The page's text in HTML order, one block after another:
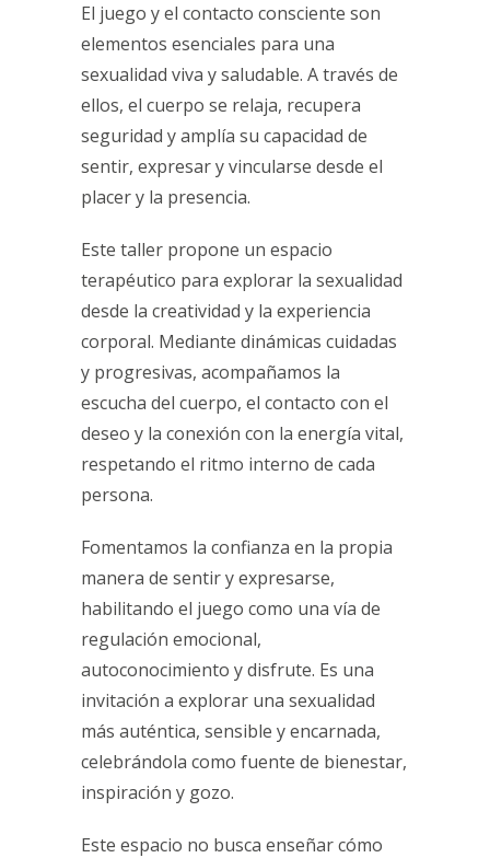
El juego y el contacto consciente son
elementos esenciales para una
sexualidad viva y saludable. A través de
ellos, el cuerpo se relaja, recupera
seguridad y amplía su capacidad de
sentir, expresar y vincularse desde el
placer y la presencia.
Este taller propone un espacio
terapéutico para explorar la sexualidad
desde la creatividad y la experiencia
corporal. Mediante dinámicas cuidadas
y progresivas, acompañamos la
escucha del cuerpo, el contacto con el
deseo y la conexión con la energía vital,
respetando el ritmo interno de cada
persona.
Fomentamos la confianza en la propia
manera de sentir y expresarse,
habilitando el juego como una vía de
regulación emocional,
autoconocimiento y disfrute. Es una
invitación a explorar una sexualidad
más auténtica, sensible y encarnada,
celebrándola como fuente de bienestar,
inspiración y gozo.
Este espacio no busca enseñar cómo